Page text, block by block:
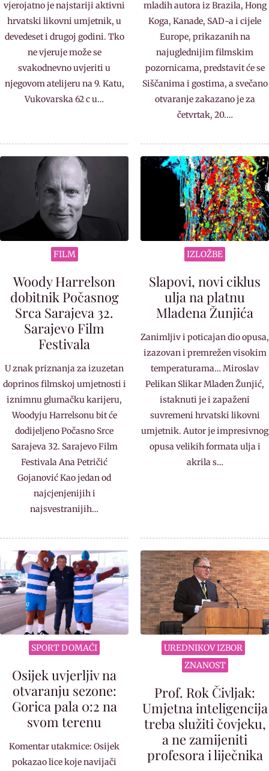
vjerojatno je najstariji aktivni
hrvatski likovni umjetnik, u
devedeset i drugoj godini. Tko
ne vjeruje može se
svakodnevno uvjeriti u
njegovom atelijeru na 9. Katu,
Vukovarska 62 c u…
mladih autora iz Brazila, Hong
Koga, Kanade, SAD-a i cijele
Europe, prikazanih na
najuglednijim filmskim
pozornicama, predstavit će se
Siščanima i gostima, a svečano
otvaranje zakazano je za
četvrtak, 20.…
FILM
Woody Harrelson
dobitnik Počasnog
Srca Sarajeva 32.
Sarajevo Film
Festivala
U znak priznanja za izuzetan
doprinos filmskoj umjetnosti i
iznimnu glumačku karijeru,
Woodyju Harrelsonu bit će
dodijeljeno Počasno Srce
Sarajeva 32. Sarajevo Film
Festivala Ana Petričić
Gojanović Kao jedan od
najcjenjenijih i
najsvestranijih…
IZLOŽBE
Slapovi, novi ciklus
ulja na platnu
Mladena Žunjića
Zanimljiv i poticajan dio opusa,
izazovan i premrežen visokim
temperaturama… Miroslav
Pelikan Slikar Mladen Žunjić,
istaknuti je i zapaženi
suvremeni hrvatski likovni
umjetnik. Autor je impresivnog
opusa velikih formata ulja i
akrila s…
SPORT DOMAĆI
Osijek uvjerljiv na
otvaranju sezone:
Gorica pala 0:2 na
svom terenu
Komentar utakmice: Osijek
pokazao lice koje navijači
UREDNIKOV IZBOR
ZNANOST
Prof. Rok Čivljak:
Umjetna inteligencija
treba služiti čovjeku,
a ne zamijeniti
profesora i liječnika